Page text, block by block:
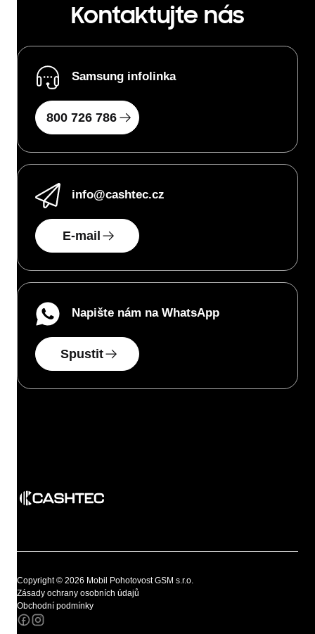
Kontaktujte nás
Samsung infolinka
800 726 786
info@cashtec.cz
E-mail
Napište nám na WhatsApp
Spustit
Copyright © 2026 Mobil Pohotovost GSM s.r.o.
Zásady ochrany osobních údajů
Obchodní podmínky